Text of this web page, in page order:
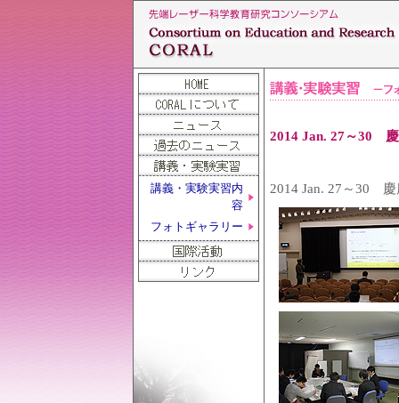
講義・実験実習内
容
フォトギャラリー
2014 Jan. 27～30
2014 Jan. 27～30